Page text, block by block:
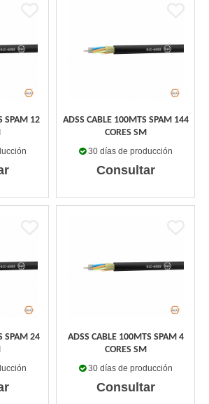
SPAM 12
ADSS CABLE 100MTS SPAM 144
CORES SM
30 días de producción
Consultar
SPAM 24
ADSS CABLE 100MTS SPAM 4
CORES SM
30 días de producción
Consultar